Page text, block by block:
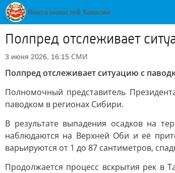
Полпред отслеживает
3 июня 2026, 16:15 СМИ
Полпред отслеживает ситуацию с
Полномочный представитель
паводком в регионах Сибири.
В результате выпадения осадков на
наблюдаются на Верхней Оби и её
варьируются от 1 до 87 сантиметров,
Продолжается процесс вскрытия рек в